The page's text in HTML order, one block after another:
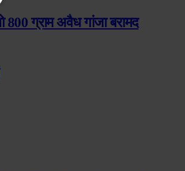
ग्राम अवैध गांजा बरामद